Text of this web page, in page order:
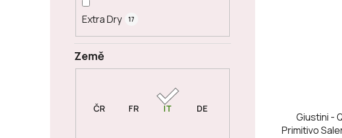
Země
Extra Dry 17
Giustini -
Primitivo